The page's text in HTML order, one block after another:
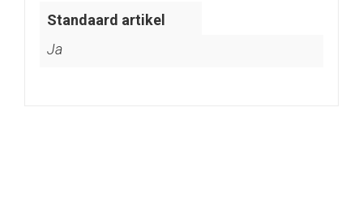
Standaard artikel
Ja